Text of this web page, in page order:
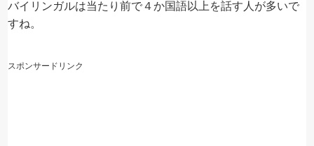
バイリンガルは当たり前で４か国語以上を話す人が多いで
すね。
スポンサードリンク